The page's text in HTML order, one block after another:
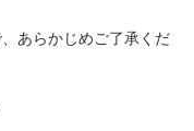
あらかじめご了承くだ